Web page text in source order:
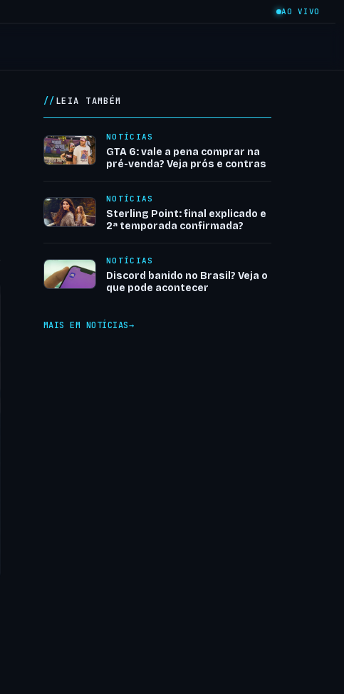
AO VIVO
LEIA TAMBÉM
NOTÍCIAS
GTA 6: vale a pena comprar na
pré-venda? Veja prós e contras
NOTÍCIAS
Sterling Point: final explicado e
2ª temporada confirmada?
NOTÍCIAS
Discord banido no Brasil? Veja o
que pode acontecer
MAIS EM NOTÍCIAS